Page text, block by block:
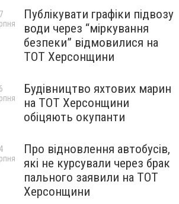
Публікувати графіки підвозу
води через “міркування
безпеки” відмовилися на
ТОТ Херсонщини
Будівництво яхтових марин
на ТОТ Херсонщини
обіцяють окупанти
Про відновлення автобусів,
які не курсували через брак
пального заявили на ТОТ
Херсонщини